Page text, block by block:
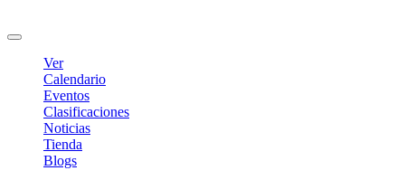
Ver
Calendario
Eventos
Clasificaciones
Noticias
Tienda
Blogs